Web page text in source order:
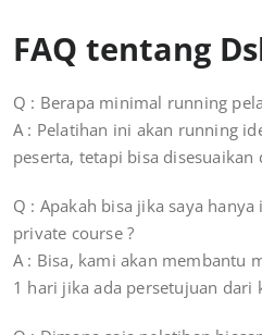
FAQ tentang
Q : Berapa minimal running
A : Pelatihan ini akan running
peserta, tetapi bisa
Q : Apakah bisa jika saya
private course ?
A : Bisa, kami akan membantu
1 hari jika ada persetujuan dari